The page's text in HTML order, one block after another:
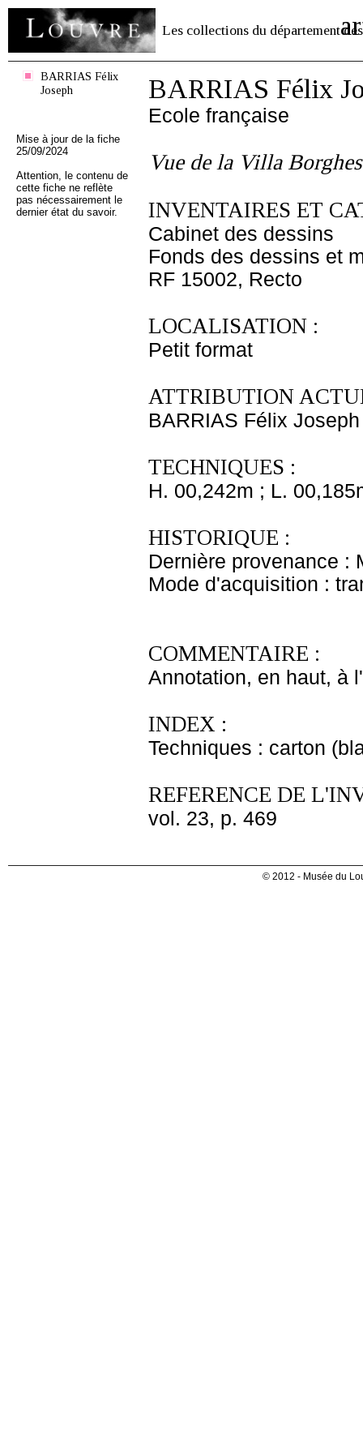
Les collections du département des
BARRIAS Félix
Joseph
Mise à jour de la fiche
25/09/2024
Attention, le contenu de
cette fiche ne reflète
pas nécessairement le
dernier état du savoir.
BARRIAS Félix
Ecole française
Vue de la Villa
INVENTAIRES ET
Cabinet des dessins
Fonds des dessins et
RF 15002, Recto
LOCALISATION :
Petit format
ATTRIBUTION
BARRIAS Félix Joseph
TECHNIQUES :
H. 00,242m ; L.
HISTORIQUE :
Dernière provenance :
Mode d'acquisition :
COMMENTAIRE :
Annotation, en haut, à
INDEX :
Techniques : carton
REFERENCE DE
vol. 23, p. 469
© 2012 - Musée du